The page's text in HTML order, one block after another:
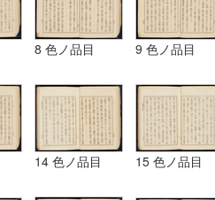
8 色ノ品目 9 色ノ品目
14 色ノ品目 15 色ノ品目